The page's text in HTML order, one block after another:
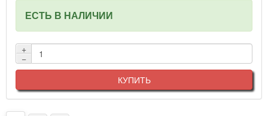
ЕСТЬ В НАЛИЧИИ
+
−
КУПИТЬ